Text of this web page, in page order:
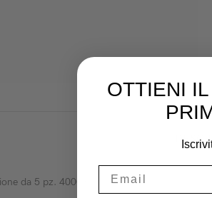
da 5 pz. 400089 Beaver-Jet
OTTIENI